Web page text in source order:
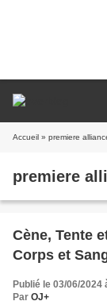
Accueil » premiere
premiere
Cène, Tente
Corps et
Publié le 03/06/2024
Par OJ+